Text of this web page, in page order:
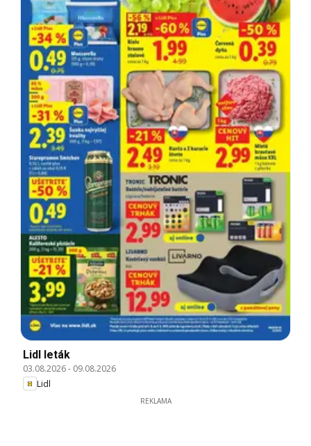
Lidl leták
03.08.2026- 09.08.2026
Lidl
REKLAMA